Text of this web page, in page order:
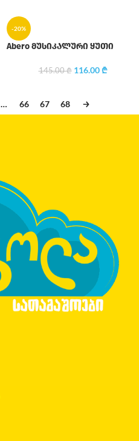
-20%
Abero მუსიკალური ყუთი
145.00₾ 116.00₾
… 66 67 68 →